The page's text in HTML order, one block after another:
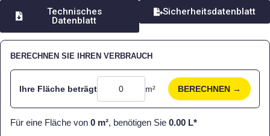
Technisches
Datenblatt
Sicherheitsdatenblatt
BERECHNEN SIE IHREN VERBRAUCH
Ihre Fläche beträgt m² BERECHNEN →
Für eine Fläche von 0 m², benötigen Sie 0.00 L*